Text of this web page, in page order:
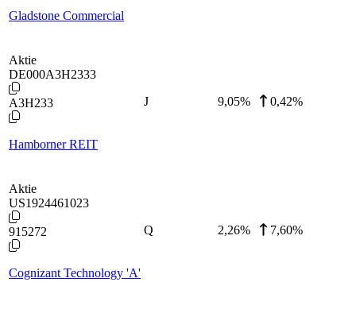
Gladstone Commercial
Aktie
DE000A3H2333
A3H233
Hamborner REIT
J 9,05% 0,42%
Aktie
US1924461023
915272
Cognizant Technology 'A'
Q 2,26% 7,60%